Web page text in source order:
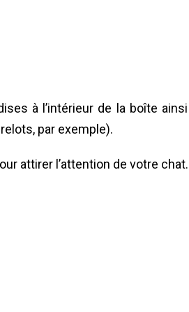
à l’intérieur de la boîte
par exemple).
attirer l’attention de votre chat.